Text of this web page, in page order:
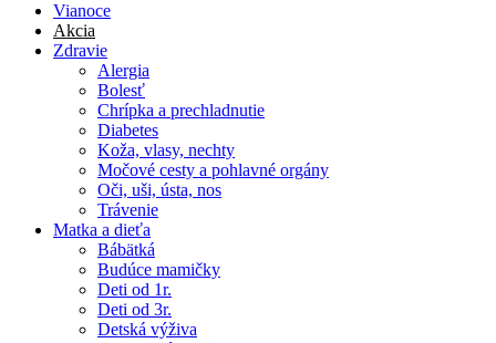
Vianoce
Akcia
Zdravie
Alergia
Bolesť
Chrípka a prechladnutie
Diabetes
Koža, vlasy, nechty
Močové cesty a pohlavné orgány
Oči, uši, ústa, nos
Trávenie
Matka a dieťa
Bábätká
Budúce mamičky
Deti od 1r.
Deti od 3r.
Detská výživa